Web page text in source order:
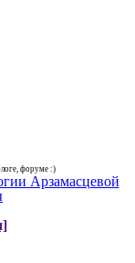
форуме :)